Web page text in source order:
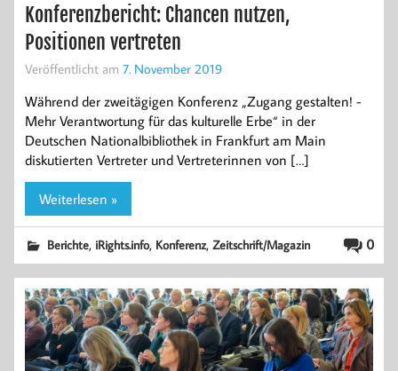
Konferenzbericht: Chancen nutzen,
Positionen vertreten
Veröffentlicht am 7. November 2019
Während der zweitägigen Konferenz „Zugang gestalten! -
Mehr Verantwortung für das kulturelle Erbe“ in der
Deutschen Nationalbibliothek in Frankfurt am Main
diskutierten Vertreter und Vertreterinnen von […]
Weiterlesen »
0
Berichte, iRights.info, Konferenz,Zeitschrift/Magazin